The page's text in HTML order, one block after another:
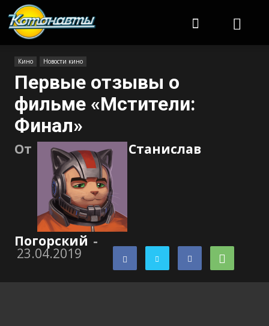
Кино Новости кино
Первые отзывы о
фильме «Мстители:
Финал»
От Станислав
Погорский -
23.04.2019